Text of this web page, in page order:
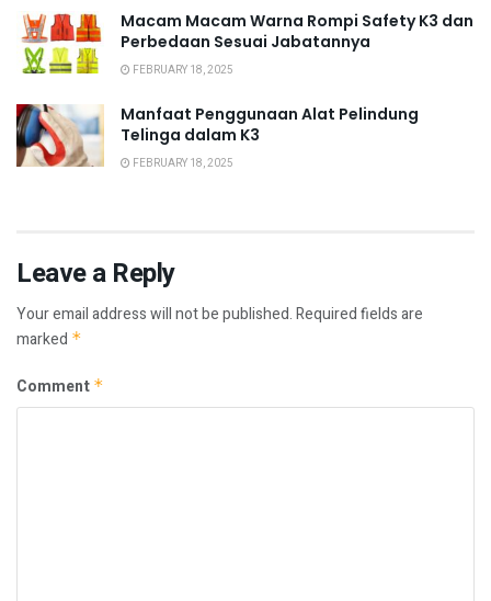
Macam Macam Warna Rompi Safety K3 dan
Perbedaan Sesuai Jabatannya
FEBRUARY 18, 2025
Manfaat Penggunaan Alat Pelindung
Telinga dalam K3
FEBRUARY 18, 2025
Leave a Reply
Your email address will not be published.Required fields are
marked *
Comment *